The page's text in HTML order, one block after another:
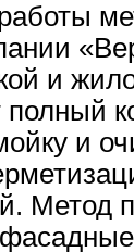
и
и
Метод